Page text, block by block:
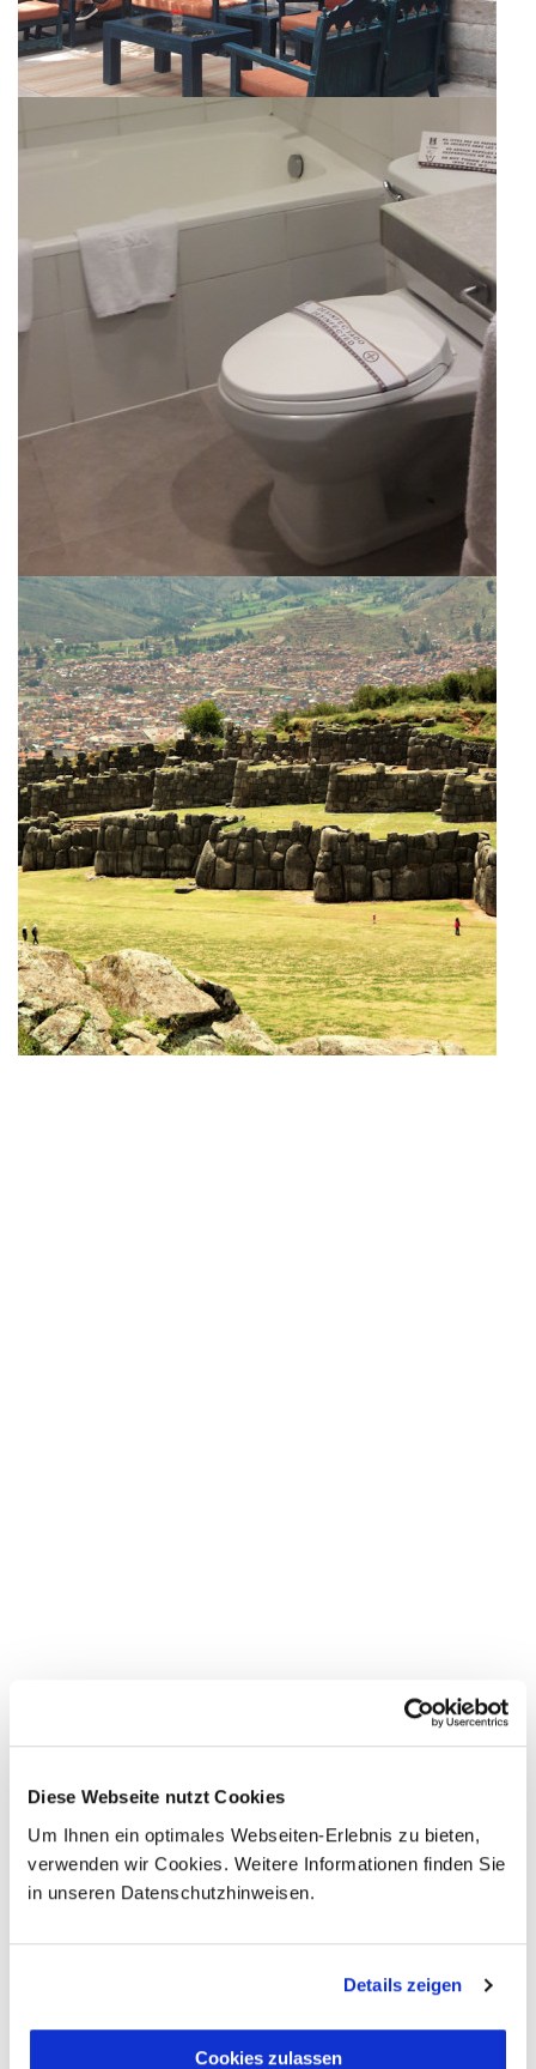
Diese Webseite nutzt Cookies
Um Ihnen ein optimales Webseiten-Erlebnis zu bieten,
verwenden wir Cookies. Weitere Informationen finden Sie
in unseren Datenschutzhinweisen.
Details zeigen
Cookies zulassen
Termine & Preise
FAQs & Allgemeine
Hinweise